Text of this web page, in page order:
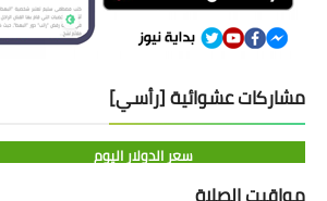
مشاركات عشوائية [رأسي]
سعر الدولار اليوم